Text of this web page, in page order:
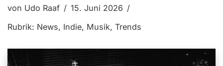
von Udo Raaf
15. Juni 2026
Rubrik: News, Indie, Musik, Trends